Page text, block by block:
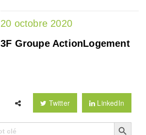
20 octobre 2020
3F Groupe ActionLogement
Twitter LinkedIn
Search Button